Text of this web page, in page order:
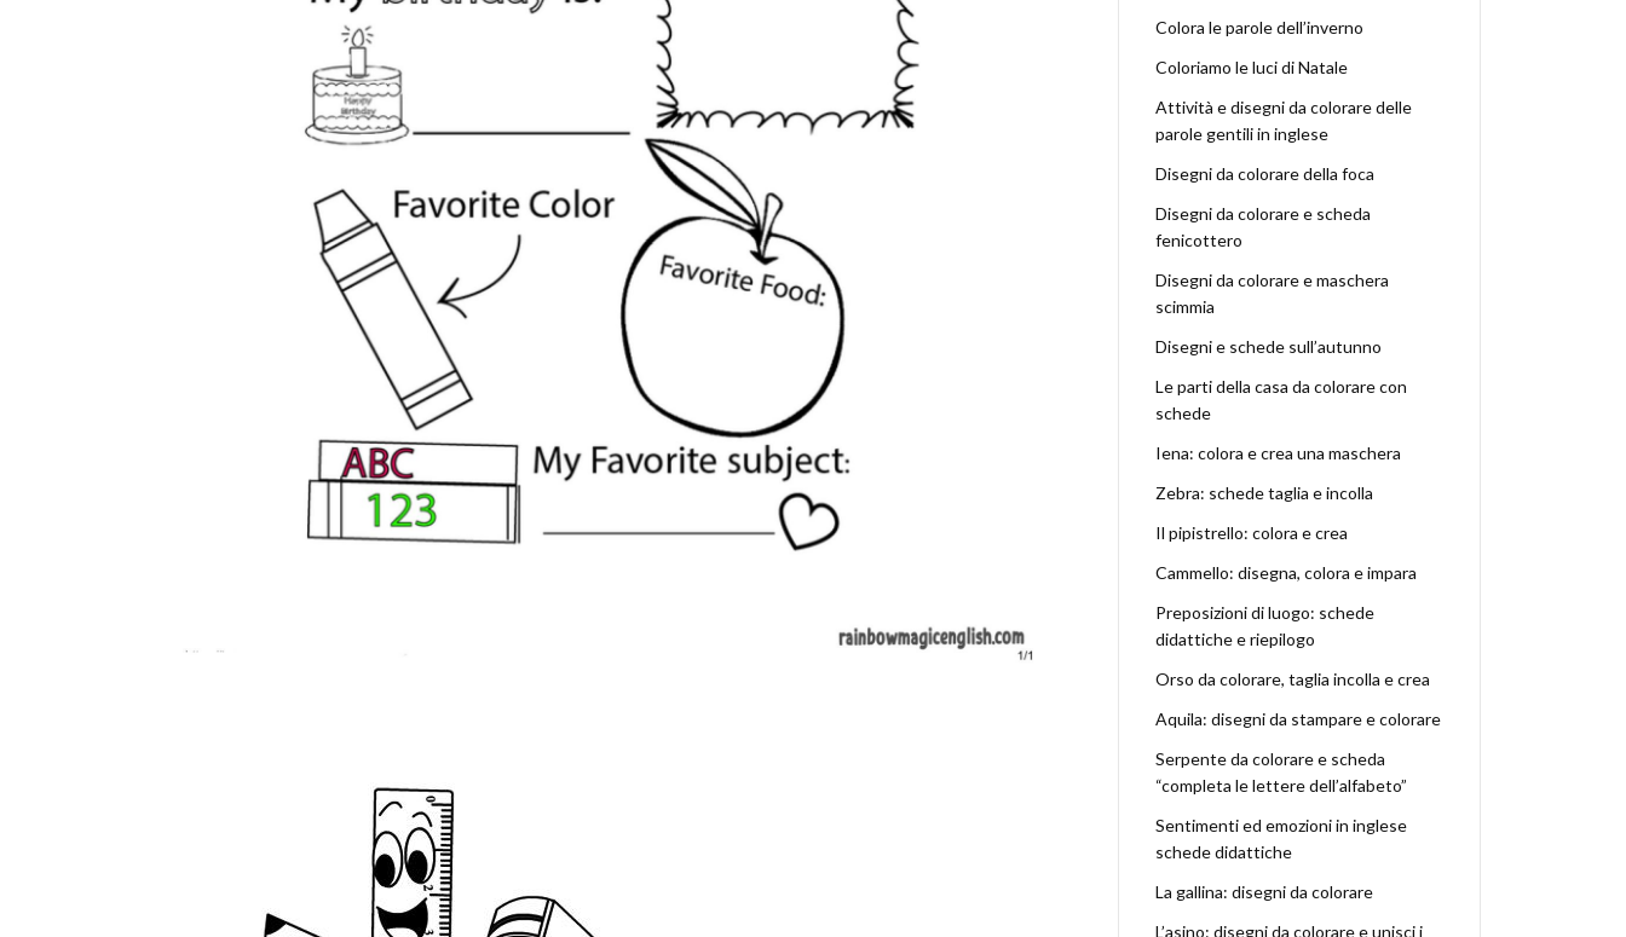
Colora le parole dell’inverno
Coloriamo le luci di Natale
Attività e disegni da colorare delle
parole gentili in inglese
Disegni da colorare della foca
Disegni da colorare e scheda
fenicottero
Disegni da colorare e maschera
scimmia
Disegni e schede sull’autunno
Le parti della casa da colorare con
schede
Iena: colora e crea una maschera
Zebra: schede taglia e incolla
Il pipistrello: colora e crea
Cammello: disegna, colora e impara
Preposizioni di luogo: schede
didattiche e riepilogo
Orso da colorare, taglia incolla e crea
Aquila: disegni da stampare e colorare
Serpente da colorare e scheda
“completa le lettere dell’alfabeto”
Sentimenti ed emozioni in inglese
schede didattiche
La gallina: disegni da colorare
L’asino: disegni da colorare e unisci i